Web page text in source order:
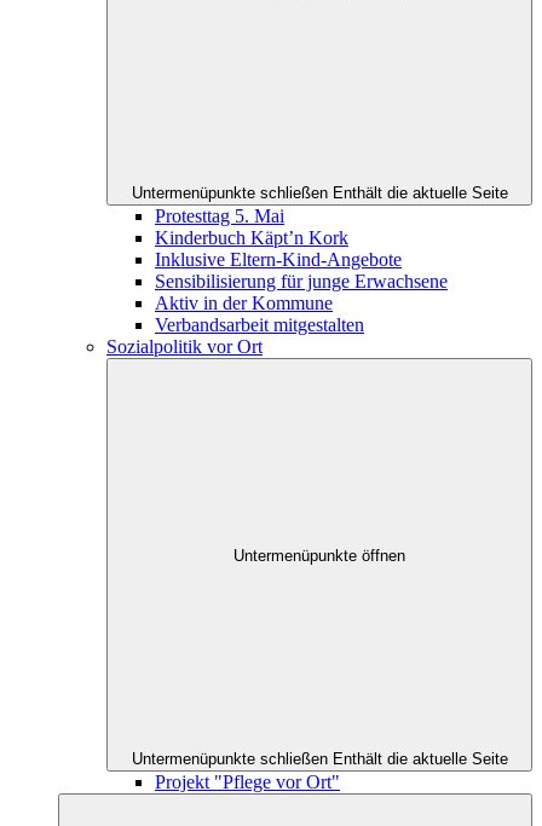
Untermenüpunkte schließen Enthält die aktuelle Seite
Protesttag 5. Mai
Kinderbuch Käpt’n Kork
Inklusive Eltern-Kind-Angebote
Sensibilisierung für junge Erwachsene
Aktiv in der Kommune
Verbandsarbeit mitgestalten
Sozialpolitik vor Ort
Untermenüpunkte öffnen
Untermenüpunkte schließen Enthält die aktuelle Seite
Projekt "Pflege vor Ort"